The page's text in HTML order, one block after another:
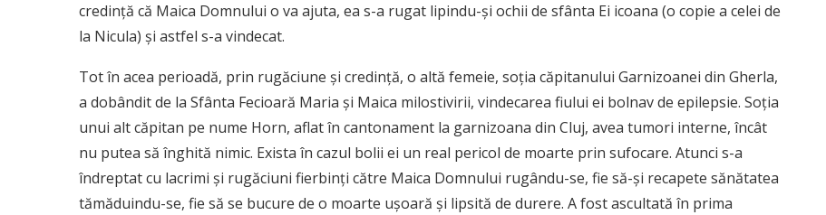
credinţă că Maica Domnului o va ajuta, ea s-a rugat lipindu-şi ochii de sfânta Ei icoana (o copie a celei de
la Nicula) şi astfel s-a vindecat.
Tot în acea perioadă, prin rugăciune şi credinţă, o altă femeie, soţia căpitanului Garnizoanei din Gherla,
a dobândit de la Sfânta Fecioară Maria şi Maica milostivirii, vindecarea fiului ei bolnav de epilepsie. Soţia
unui alt căpitan pe nume Horn, aflat în cantonament la garnizoana din Cluj, avea tumori interne, încât
nu putea să înghită nimic. Exista în cazul bolii ei un real pericol de moarte prin sufocare. Atunci s-a
îndreptat cu lacrimi şi rugăciuni fierbinţi către Maica Domnului rugându-se, fie să-şi recapete sănătatea
tămăduindu-se, fie să se bucure de o moarte uşoară şi lipsită de durere. A fost ascultată în prima